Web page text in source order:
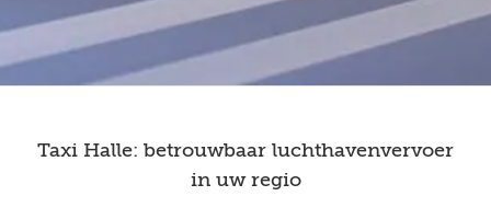
Taxi Halle: betrouwbaar luchthavenvervoer
in uw regio